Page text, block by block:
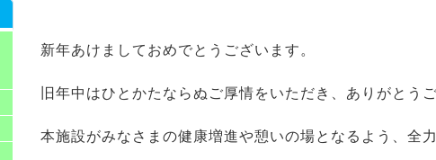
新年あけましておめでとうございます。
旧年中はひとかたならぬご厚情をいただき、ありがとう
本施設がみなさまの健康増進や憩いの場となるよう、全